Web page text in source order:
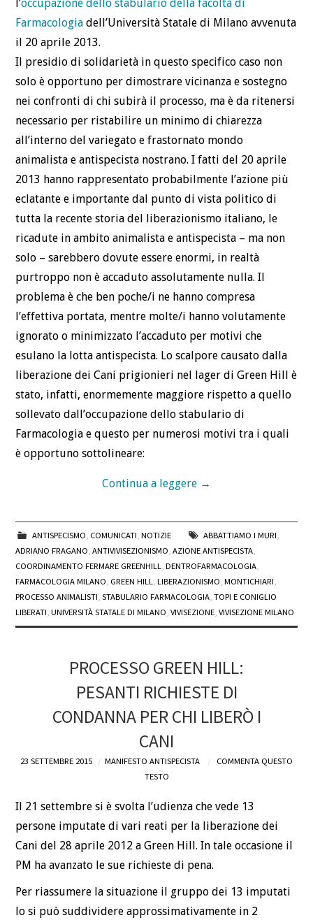
l’occupazione dello stabulario della facoltà di
Farmacologia dell’Università Statale di Milano avvenuta
il 20 aprile 2013.
Il presidio di solidarietà in questo specifico caso non
solo è opportuno per dimostrare vicinanza e sostegno
nei confronti di chi subirà il processo, ma è da ritenersi
necessario per ristabilire un minimo di chiarezza
all’interno del variegato e frastornato mondo
animalista e antispecista nostrano. I fatti del 20 aprile
2013 hanno rappresentato probabilmente l’azione più
eclatante e importante dal punto di vista politico di
tutta la recente storia del liberazionismo italiano, le
ricadute in ambito animalista e antispecista – ma non
solo – sarebbero dovute essere enormi, in realtà
purtroppo non è accaduto assolutamente nulla. Il
problema è che ben poche/i ne hanno compresa
l’effettiva portata, mentre molte/i hanno volutamente
ignorato o minimizzato l’accaduto per motivi che
esulano la lotta antispecista. Lo scalpore causato dalla
liberazione dei Cani prigionieri nel lager di Green Hill è
stato, infatti, enormemente maggiore rispetto a quello
sollevato dall’occupazione dello stabulario di
Farmacologia e questo per numerosi motivi tra i quali
è opportuno sottolineare:
Continua a leggere →
ANTISPECISMO, COMUNICATI, NOTIZIE ABBATTIAMO I MURI,
ADRIANO FRAGANO,ANTIVIVISEZIONISMO,AZIONE ANTISPECISTA,
COORDINAMENTO FERMARE GREENHILL,DENTROFARMACOLOGIA,
FARMACOLOGIA MILANO, GREEN HILL,LIBERAZIONISMO,MONTICHIARI,
PROCESSO ANIMALISTI,STABULARIO FARMACOLOGIA,TOPI E CONIGLIO
LIBERATI,UNIVERSITÀ STATALE DI MILANO,VIVISEZIONE,VIVISEZIONE MILANO
PROCESSO GREEN HILL:
PESANTI RICHIESTE DI
CONDANNA PER CHI LIBERÒ I
CANI
23 SETTEMBRE 2015 MANIFESTO ANTISPECISTA
COMMENTA QUESTO
TESTO
Il 21 settembre si è svolta l’udienza che vede 13
persone imputate di vari reati per la liberazione dei
Cani del 28 aprile 2012 a Green Hill. In tale occasione il
PM ha avanzato le sue richieste di pena.
Per riassumere la situazione il gruppo dei 13 imputati
lo si può suddividere approssimativamente in 2